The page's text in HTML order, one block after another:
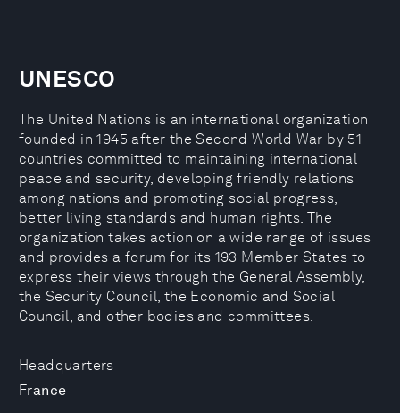
Headquarters
France
UNESCO
The United Nations is an international organization
founded in 1945 after the Second World War by 51
countries committed to maintaining international
peace and security, developing friendly relations
among nations and promoting social progress,
better living standards and human rights. The
organization takes action on a wide range of issues
and provides a forum for its 193 Member States to
express their views through the General Assembly,
the Security Council, the Economic and Social
Council, and other bodies and committees.